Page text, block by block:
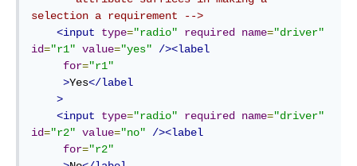
selection a requirement -->
<input
type="radio" required name="driver"
id="r1" value="yes"
/><label
for="r1"
>Yes</label
>
<input
type="radio" required name="driver"
id="r2" value="no"
/><label
for="r2"